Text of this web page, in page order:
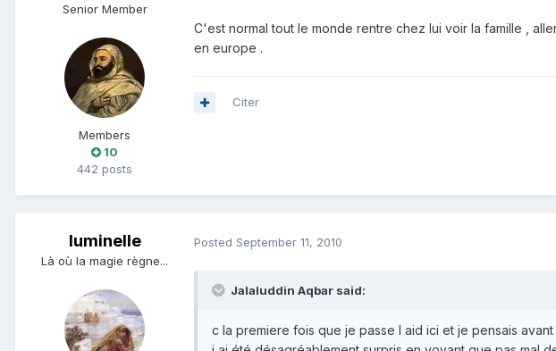
Senior Member
Members
10
442 posts
C'est normal tout le monde rentre chez lui voir la famille ,
en europe .
Citer
luminelle
Là où la magie règne...
Posted September 11, 2010
Jalaluddin Aqbar said:
c la premiere fois que je passe l aid ici et je pensais